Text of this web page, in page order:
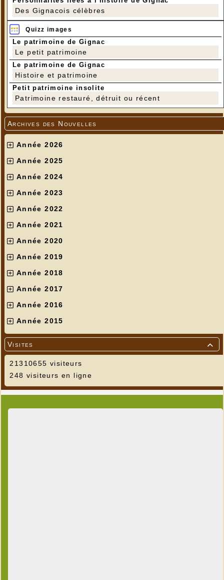
Des Gignacois célèbres
Quizz images
Le patrimoine de Gignac
Le petit patrimoine
Le patrimoine de Gignac
Histoire et patrimoine
Petit patrimoine insolite
Patrimoine restauré, détruit ou récent
Archives des Nouvelles
Année 2026
Année 2025
Année 2024
Année 2023
Année 2022
Année 2021
Année 2020
Année 2019
Année 2018
Année 2017
Année 2016
Année 2015

Visites
21310655 visiteurs
248 visiteurs en ligne